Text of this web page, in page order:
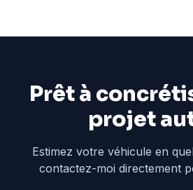
Prêt à
projet
Estimez votre véhicule en
contactez-moi directement